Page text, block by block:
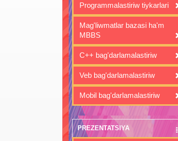
Programmalastiriw tiykarlari
Mag'liwmatlar bazasi ha'm
MBBS
C++ bag'darlamalastiriw
Veb bag'darlamalastiriw
Mobil bag'darlamalastiriw
PREZENTATSIYA